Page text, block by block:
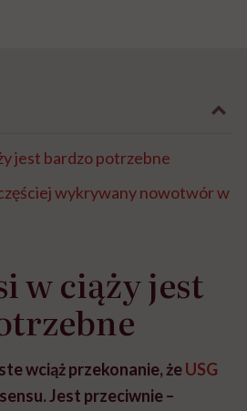
jest bardzo potrzebne
wykrywany nowotwór w
w ciąży jest
wciąż przekonanie, żeUSG
Jest przeciwnie –